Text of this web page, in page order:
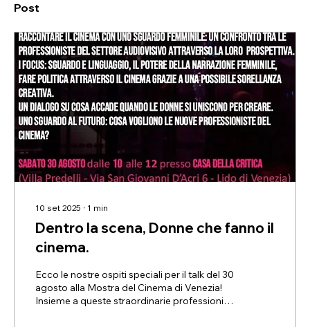
Post
10 set 2025 ∙ 1 min
Dentro la scena, Donne che fanno il
cinema.
Ecco le nostre ospiti speciali per il talk del 30
agosto alla Mostra del Cinema di Venezia!
Insieme a queste straordinarie professioniste